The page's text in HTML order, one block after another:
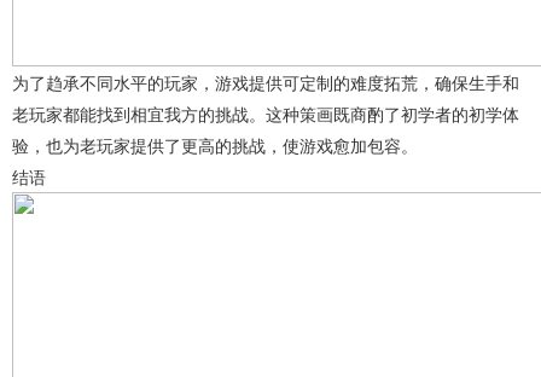
为了趋承不同水平的玩家，游戏提供可定制的难度拓荒，确保生手和
老玩家都能找到相宜我方的挑战。这种策画既商酌了初学者的初学体
验，也为老玩家提供了更高的挑战，使游戏愈加包容。
结语